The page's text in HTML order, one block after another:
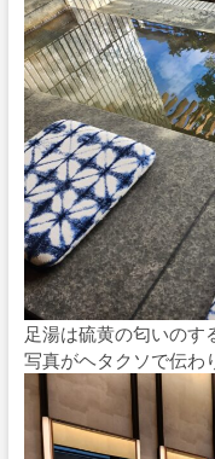
足湯は硫黄の匂いのす
写真がヘタクソで伝わ